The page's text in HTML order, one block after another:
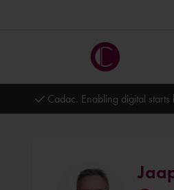
Cadac. Enabling digital starts